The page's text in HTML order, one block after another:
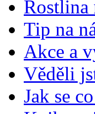
Rostlina
Tip na
Akce a
Věděli
Jak se